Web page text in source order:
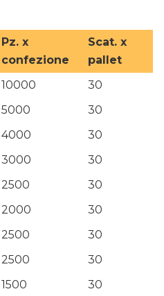
Pz. x
confezione
Scat. x
pallet
10000
30
5000
30
4000
30
3000
30
2500
30
2000
30
2500
30
2500
30
1500 30